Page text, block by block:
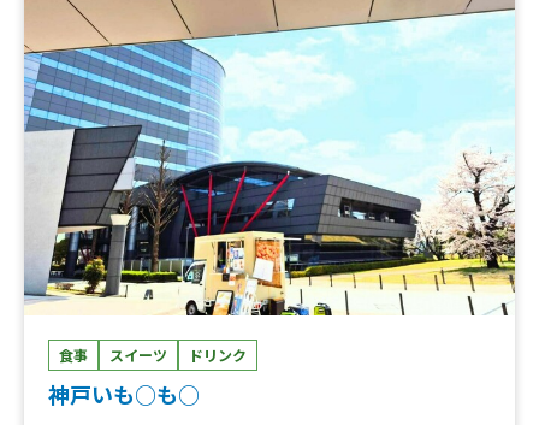
食事 スイーツ ドリンク
神戸いも○も○